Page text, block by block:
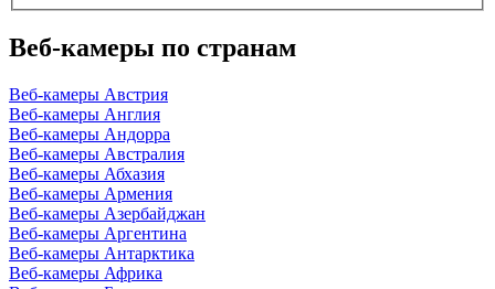
Веб-камеры по странам
Веб-камеры Австрия
Веб-камеры Англия
Веб-камеры Андорра
Веб-камеры Австралия
Веб-камеры Абхазия
Веб-камеры Армения
Веб-камеры Азербайджан
Веб-камеры Аргентина
Веб-камеры Антарктика
Веб-камеры Африка